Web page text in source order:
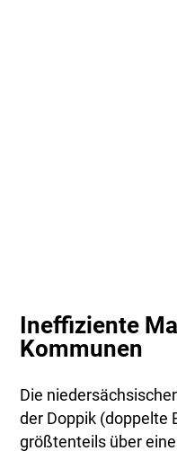
Ineffiziente
Kommunen
Die
der Doppik (doppelte
größtenteils über